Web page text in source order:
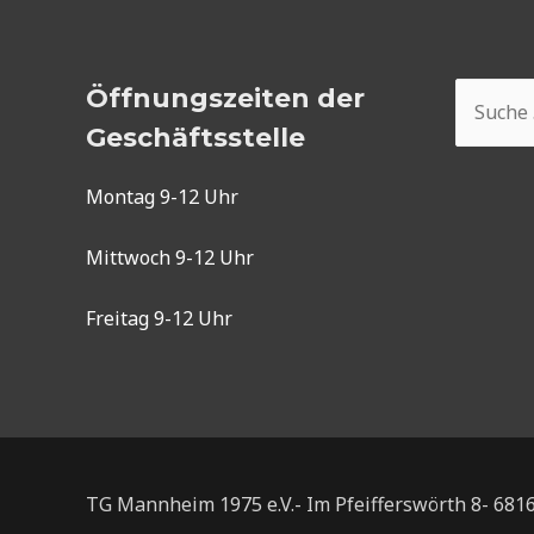
Öffnungszeiten der
Geschäftsstelle
Montag 9-12 Uhr
Mittwoch 9-12 Uhr
Freitag 9-12 Uhr
nach:
TG Mannheim 1975 e.V.- Im Pfeifferswörth 8-